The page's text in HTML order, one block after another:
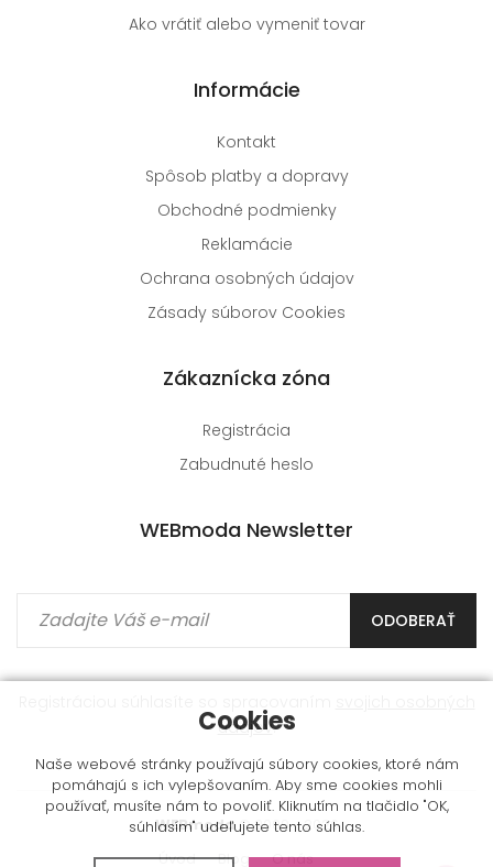
Ako vrátiť alebo vymeniť tovar
Informácie
Kontakt
Spôsob platby a dopravy
Obchodné podmienky
Reklamácie
Ochrana osobných údajov
Zásady súborov Cookies
Zákaznícka zóna
Registrácia
Zabudnuté heslo
WEBmoda Newsletter
ODOBERAŤ
údajov.
WEBmoda© 2009 - 2026
Úvod
Blog O nás
Cookies
Naše webové stránky používajú súbory cookies, ktoré nám
pomáhajú s ich vylepšovaním. Aby sme cookies mohli
používať, musíte nám to povoliť. Kliknutím na tlačidlo "OK,
súhlasím" udeľujete tento súhlas.